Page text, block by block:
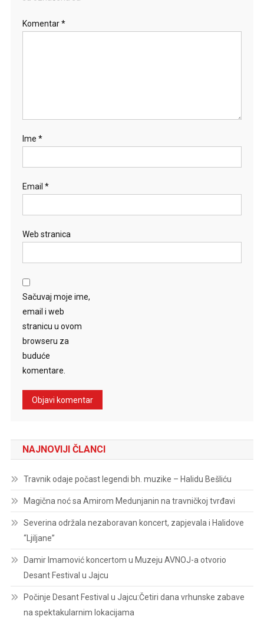
Komentar*
Ime *
Email *
Web stranica
Sačuvaj moje ime,
email i web
stranicu u ovom
browseru za
buduće
komentare.
NAJNOVIJI ČLANCI
Travnik odaje počast legendi bh. muzike – Halidu Bešliću
Magična noć sa Amirom Medunjanin na travničkoj tvrđavi
Severina održala nezaboravan koncert, zapjevala i Halidove
“Ljiljane”
Damir Imamović koncertom u Muzeju AVNOJ-a otvorio
Desant Festival u Jajcu
Počinje Desant Festival u Jajcu:Četiri dana vrhunske zabave
na spektakularnim lokacijama